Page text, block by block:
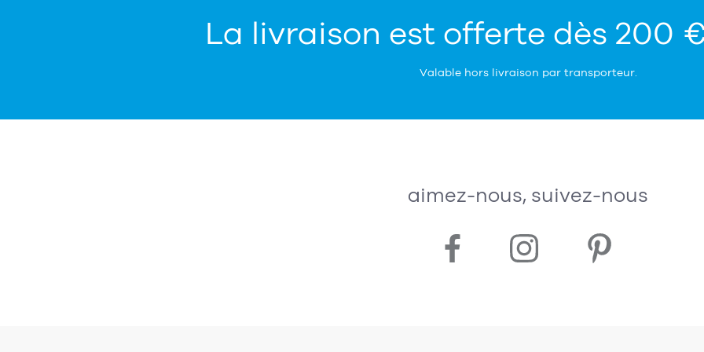
La livraison est offerte dès 200
Valable hors livraison par transporteur.
aimez-nous, suivez-nous